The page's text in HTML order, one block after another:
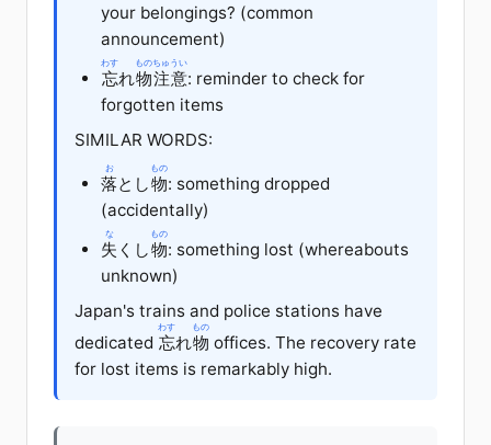
your belongings? (common
announcement)
忘
わす
れ物
もの
注意
ちゅうい
: reminder to check for
forgotten items
SIMILAR WORDS:
落
お
とし物
もの
: something dropped
(accidentally)
失
な
くし物
もの
: something lost (whereabouts
unknown)
Japan's trains and police stations have
dedicated 忘
わす
れ物
もの
offices. The recovery rate
for lost items is remarkably high.